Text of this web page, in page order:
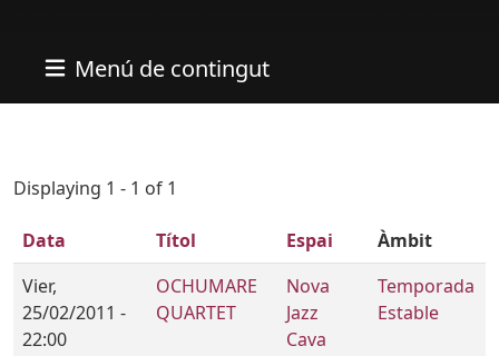
Menú de contingut
Displaying 1 - 1 of 1
Data Títol Espai
Àmbit
Vier,
25/02/2011 -
22:00
OCHUMARE
QUARTET
Nova
Jazz
Cava
Temporada
Estable